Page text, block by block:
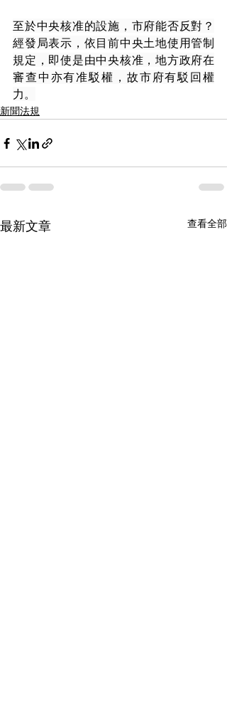
至於中央核准的設施，市府能否反對？
經發局表示，依目前中央土地使用管制
規定，即使是由中央核准，地方政府在
審查中亦有准駁權，故市府有駁回權
力。
新聞法規
最新文章 查看全部